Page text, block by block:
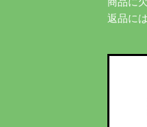
商品に
返品に